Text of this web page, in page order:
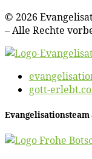
© 2026
– Al­le Rech­te
gott-
Evan­ge­li­sa­ti­ons­team